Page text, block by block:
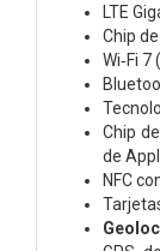
LTE
Chip
Wi‑Fi
Chip
de
NFC